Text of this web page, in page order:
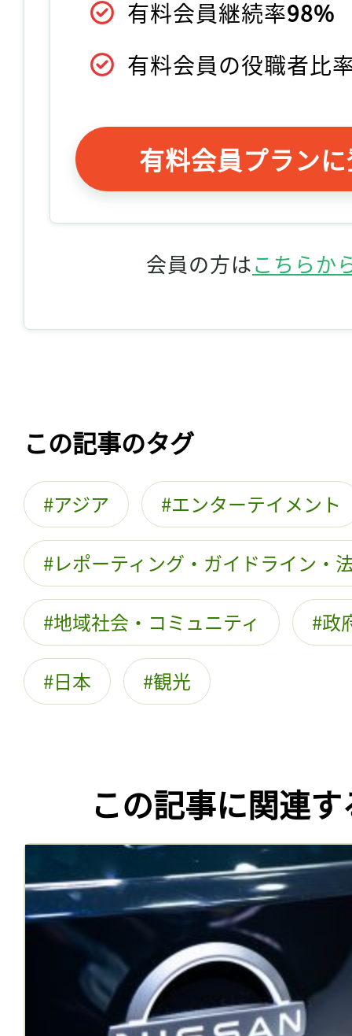
有料会員継続率98%
有料会員の役職者比
有料会員プラン
会員の方はこちらか
この記事のタグ
アジア エンターテイメント
レポーティング・ガイドライン・
地域社会・コミュニティ 政
日本 観光
この記事に関連